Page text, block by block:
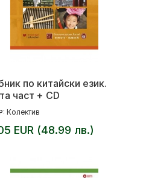
по китайски език.
част + CD
Колектив
EUR (48.99 лв.)